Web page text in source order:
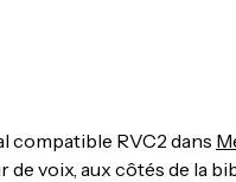
compatible RVC2 dans
voix, aux côtés de la